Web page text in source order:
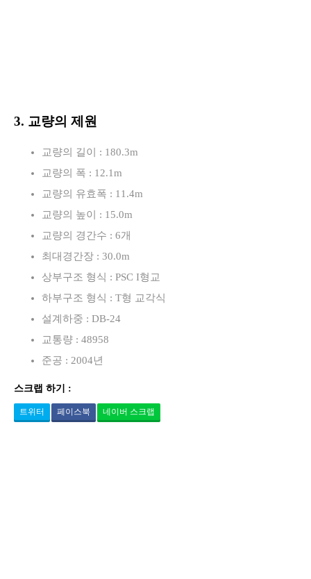
3. 교량의 제원
교량의 길이 : 180.3m
교량의 폭 : 12.1m
교량의 유효폭 : 11.4m
교량의 높이 : 15.0m
교량의 경간수 : 6개
최대경간장 : 30.0m
상부구조 형식 : PSC I형교
하부구조 형식 : T형 교각식
설계하중 : DB-24
교통량 : 48958
준공 : 2004년
스크랩 하기 :
트위터 페이스북 네이버 스크랩